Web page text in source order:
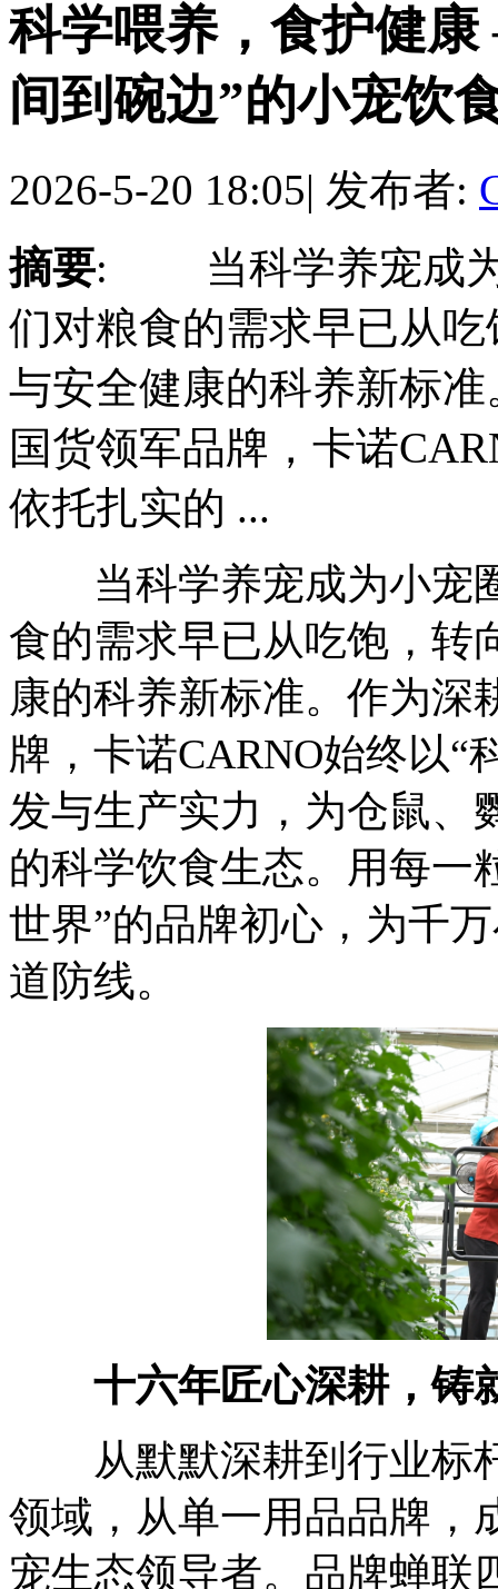
科学喂养，食护健
间到碗边”的小宠饮
2026-5-20 18:05| 发布者:
摘要: 当科学养宠成为
们对粮食的需求早已从
与安全健康的科养新标
国货领军品牌，卡诺
依托扎实的 ...
当科学养宠成为小宠
食的需求早已从吃饱，转
康的科养新标准。作为深
牌，卡诺CARNO始终以“
发与生产实力，为仓鼠、
的科学饮食生态。用每一
世界”的品牌初心，为千
道防线。
十六年匠心深耕，铸
从默默深耕到行业标
领域，从单一用品品牌，
宠生态领导者。品牌蝉联